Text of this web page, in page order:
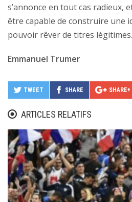
s’annonce en tout cas radieux,
être capable de construire une
pouvoir rêver de titres légitimes.
Emmanuel Trumer
TWEET SHARE SHARE+
ARTICLES RELATIFS